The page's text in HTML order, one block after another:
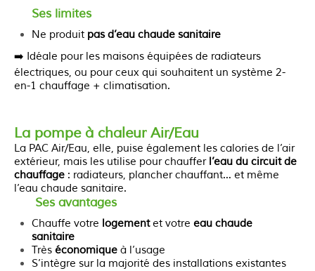
Ses limites
Ne produit pas d’eau chaude sanitaire
➡️ Idéale pour les maisons équipées de radiateurs
électriques, ou pour ceux qui souhaitent un système 2-
en-1 chauffage + climatisation.
La pompe à chaleur Air/Eau
La PAC Air/Eau, elle, puise également les calories de l’air
extérieur, mais les utilise pour chauffer l’eau du circuit de
chauffage : radiateurs, plancher chauffant… et même
l’eau chaude sanitaire.
Ses avantages
Chauffe votre logementet votre eau chaude
sanitaire
Très économique à l’usage
S’intègre sur la majorité des installations existantes